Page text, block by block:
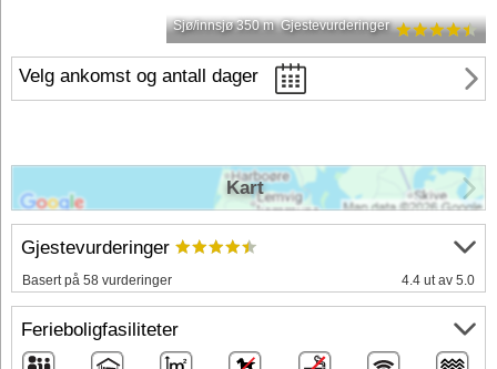
Sjø/innsjø 350 m Gjestevurderinger
Velg ankomst og antall dager
Gjestevurderinger
Basert på 58 vurderinger 4.4 ut av 5.0
Ferieboligfasiliteter
Kart